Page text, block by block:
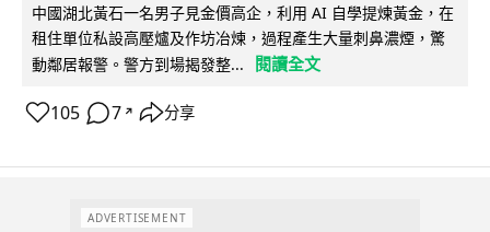
中國湖北黃石一名男子見金價高企，利用 AI 自學提煉黃金，在
租住單位私設高壓爐及作坊冶煉，過程產生大量刺鼻濃煙，驚
動鄰居報警。警方到場揭發整...
閱讀全文
105 7 ↗ 分享
ADVERTISEMENT